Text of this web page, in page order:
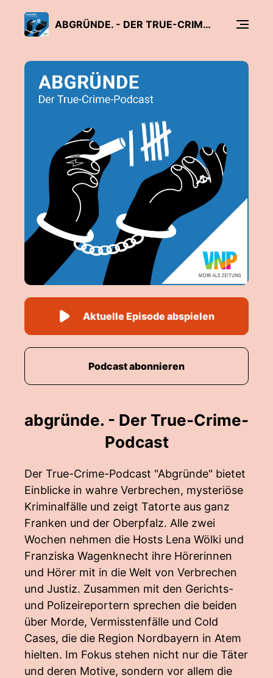
ABGRÜNDE. - DER TRUE-CRIME-PODCAST
abgründe. - Der True-Crime-
Podcast
Der True-Crime-Podcast "Abgründe" bietet
Einblicke in wahre Verbrechen, mysteriöse
Kriminalfälle und zeigt Tatorte aus ganz
Franken und der Oberpfalz. Alle zwei
Wochen nehmen die Hosts Lena Wölki und
Franziska Wagenknecht ihre Hörerinnen
und Hörer mit in die Welt von Verbrechen
und Justiz. Zusammen mit den Gerichts-
und Polizeireportern sprechen die beiden
über Morde, Vermisstenfälle und Cold
Cases, die die Region Nordbayern in Atem
hielten. Im Fokus stehen nicht nur die Täter
und deren Motive, sondern vor allem die
Aktuelle Episode abspielen
Podcast abonnieren